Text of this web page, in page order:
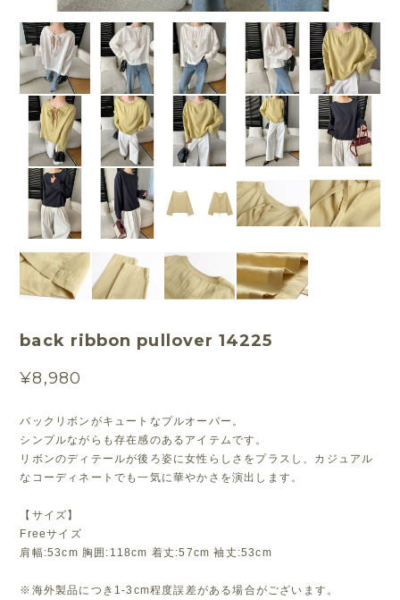
back ribbon pullover 14225
¥8,980
バックリボンがキュートなプルオーバー。
シンプルながらも存在感のあるアイテムです。
リボンのディテールが後ろ姿に女性らしさをプラスし、カジュアル
なコーディネートでも一気に華やかさを演出します。
【サイズ】
Freeサイズ
肩幅:53cm 胸囲:118cm 着丈:57cm 袖丈:53cm
※海外製品につき1-3cm程度誤差がある場合がございます。